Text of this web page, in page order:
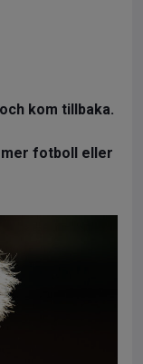
kom tillbaka.
fotboll eller